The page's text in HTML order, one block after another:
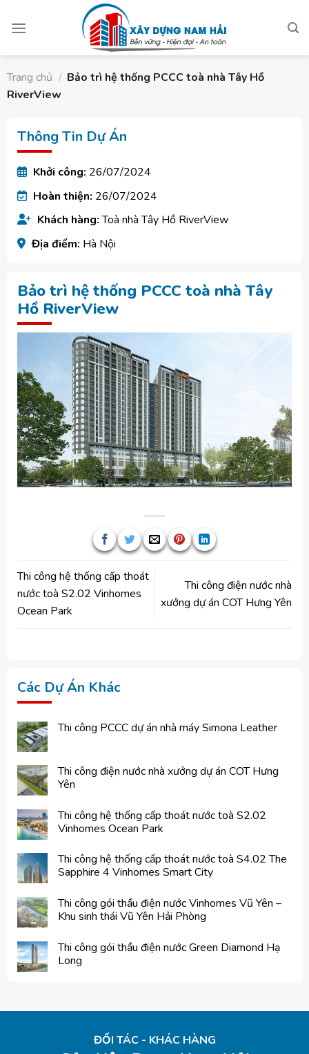
Trang chủ / Bảo trì hệ thống PCCC toà nhà Tây Hồ
RiverView
Bảo trì hệ thống PCCC toà nhà Tây
Hồ RiverView
Thi công hệ thống cấp thoát
nước toà S2.02 Vinhomes
Ocean Park
Thi công điện nước nhà
xưởng dự án COT Hưng Yên
Thông Tin Dự Án
Khởi công: 26/07/2024
Hoàn thiện: 26/07/2024
Khách hàng:Toà nhà Tây Hồ RiverView
Địa điểm: Hà Nội
Các Dự Án Khác
Thi công PCCC dự án nhà máy Simona Leather
Thi công điện nước nhà xưởng dự án COT Hưng
Yên
Thi công hệ thống cấp thoát nước toà S2.02
Vinhomes Ocean Park
Thi công hệ thống cấp thoát nước toà S4.02 The
Sapphire 4 Vinhomes Smart City
Thi công gói thầu điện nước Vinhomes Vũ Yên –
Khu sinh thái Vũ Yên Hải Phòng
Thi công gói thầu điện nước Green Diamond Hạ
Long
ĐỐI TÁC - KHÁC HÀNG